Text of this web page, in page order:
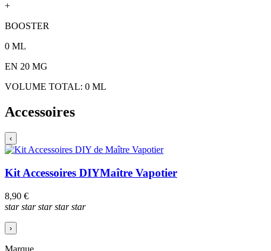
+
BOOSTER
0 ML
EN 20 MG
VOLUME TOTAL: 0 ML
Accessoires
‹
Kit Accessoires DIYMaître Vapotier
8,90 €
starstarstarstarstar
›
Marque